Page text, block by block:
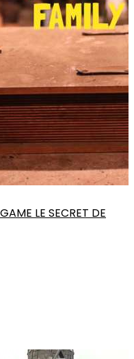
LE SECRET DE